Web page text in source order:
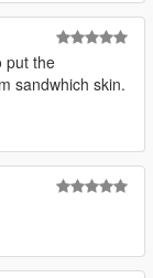
put the
sandwhich skin.